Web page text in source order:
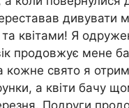
дивувати
квітами! Я
продовжує мене
кожне свято я
а квіти бачу
Подруги